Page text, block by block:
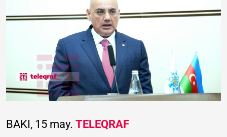
BAKI, 15 may. TELEQRAF